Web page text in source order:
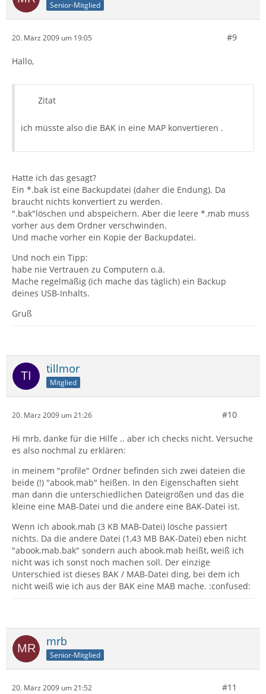
Senior-Mitglied
20. März 2009 um 19:05 #9
Hallo,
Zitat
ich müsste also die BAK in eine MAP konvertieren .
Hatte ich das gesagt?
Ein *.bak ist eine Backupdatei (daher die Endung). Da
braucht nichts konvertiert zu werden.
".bak"löschen und abspeichern. Aber die leere *.mab muss
vorher aus dem Ordner verschwinden.
Und mache vorher ein Kopie der Backupdatei.
Und noch ein Tipp:
habe nie Vertrauen zu Computern o.ä.
Mache regelmäßig (ich mache das täglich) ein Backup
deines USB-Inhalts.
Gruß
tillmor
Mitglied
20. März 2009 um 21:26 #10
Hi mrb, danke für die Hilfe .. aber ich checks nicht. Versuche
es also nochmal zu erklären:
in meinem "profile" Ordner befinden sich zwei dateien die
beide (!) "abook.mab" heißen. In den Eigenschaften sieht
man dann die unterschiedlichen Dateigrößen und das die
kleine eine MAB-Datei und die andere eine BAK-Datei ist.
Wenn ich abook.mab (3 KB MAB-Datei) lösche passiert
nichts. Da die andere Datei (1,43 MB BAK-Datei) eben nicht
"abook.mab.bak" sondern auch abook.mab heißt, weiß ich
nicht was ich sonst noch machen soll. Der einzige
Unterschied ist dieses BAK / MAB-Datei ding, bei dem ich
nicht weiß wie ich aus der BAK eine MAB mache. :confused:
mrb
Senior-Mitglied
20. März 2009 um 21:52 #11